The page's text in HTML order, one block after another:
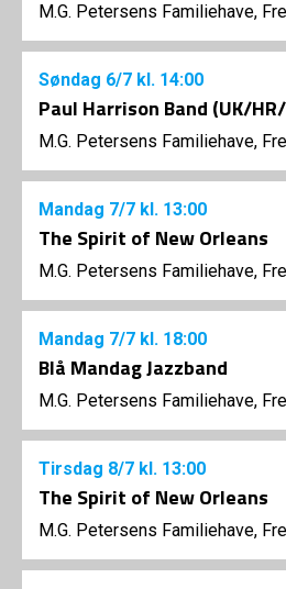
M.G. Petersens Familiehave,
Søndag 6/7 kl. 14:00
Paul Harrison Band (UK/
M.G. Petersens Familiehave,
Mandag 7/7 kl. 13:00
The Spirit of New Orleans
M.G. Petersens Familiehave,
Mandag 7/7 kl. 18:00
Blå Mandag Jazzband
M.G. Petersens Familiehave,
Tirsdag 8/7 kl. 13:00
The Spirit of New Orleans
M.G. Petersens Familiehave,